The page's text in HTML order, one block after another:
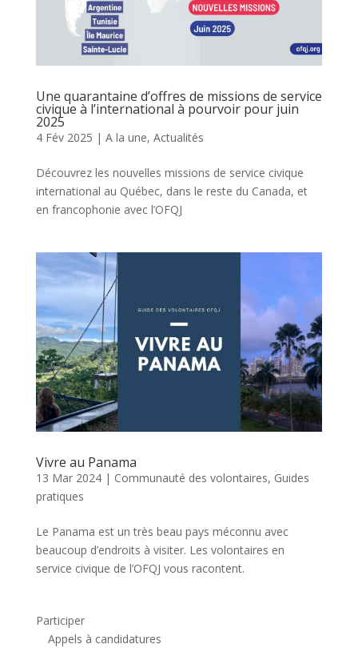
Une quarantaine d’offres de missions de service
civique à l’international à pourvoir pour juin
2025
4 Fév 2025 | A la une, Actualités
Découvrez les nouvelles missions de service civique
international au Québec, dans le reste du Canada, et
en francophonie avec l’OFQJ
Vivre au Panama
13 Mar 2024| Communauté des volontaires, Guides
pratiques
Le Panama est un très beau pays méconnu avec
beaucoup d’endroits à visiter. Les volontaires en
service civique de l’OFQJ vous racontent.
Participer
Appels à candidatures